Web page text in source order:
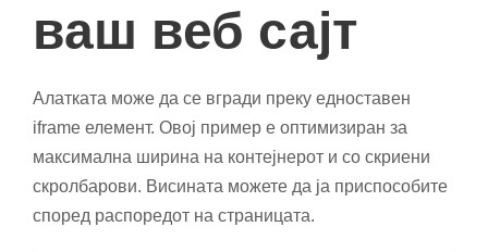
ваш веб сајт
Алатката може да се вгради преку едноставен
iframe елемент. Овој пример е оптимизиран за
максимална ширина на контејнерот и со скриени
скролбарови. Висината можете да ја приспособите
според распоредот на страницата.